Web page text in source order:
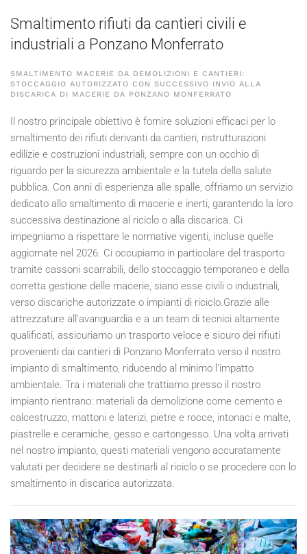
Smaltimento rifiuti da cantieri civili e
industriali a Ponzano Monferrato
SMALTIMENTO MACERIE DA DEMOLIZIONI E CANTIERI:
STOCCAGGIO AUTORIZZATO CON SUCCESSIVO INVIO ALLA
DISCARICA DI MACERIE DA PONZANO MONFERRATO
Il nostro principale obiettivo è fornire soluzioni efficaci per lo
smaltimento dei rifiuti derivanti da cantieri, ristrutturazioni
edilizie e costruzioni industriali, sempre con un occhio di
riguardo per la sicurezza ambientale e la tutela della salute
pubblica. Con anni di esperienza alle spalle, offriamo un servizio
dedicato allo smaltimento di macerie e inerti, garantendo la loro
successiva destinazione al riciclo o alla discarica. Ci
impegniamo a rispettare le normative vigenti, incluse quelle
aggiornate nel 2026. Ci occupiamo in particolare del trasporto
tramite cassoni scarrabili, dello stoccaggio temporaneo e della
corretta gestione delle macerie, siano esse civili o industriali,
verso discariche autorizzate o impianti di riciclo.Grazie alle
attrezzature all'avanguardia e a un team di tecnici altamente
qualificati, assicuriamo un trasporto veloce e sicuro dei rifiuti
provenienti dai cantieri di Ponzano Monferrato verso il nostro
impianto di smaltimento, riducendo al minimo l'impatto
ambientale. Tra i materiali che trattiamo presso il nostro
impianto rientrano: materiali da demolizione come cemento e
calcestruzzo, mattoni e laterizi, pietre e rocce, intonaci e malte,
piastrelle e ceramiche, gesso e cartongesso. Una volta arrivati
nel nostro impianto, questi materiali vengono accuratamente
valutati per decidere se destinarli al riciclo o se procedere con lo
smaltimento in discarica autorizzata.